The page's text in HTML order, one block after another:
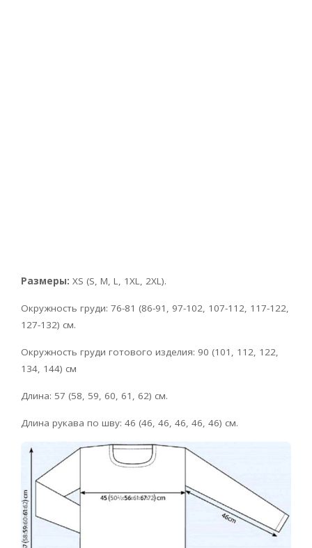
Размеры: XS (S, M, L, 1XL, 2XL).
Окружность груди: 76-81 (86-91, 97-102, 107-112, 117-122,
127-132) см.
Окружность груди готового изделия: 90 (101, 112, 122,
134, 144) см
Длина: 57 (58, 59, 60, 61, 62) см.
Длина рукава по шву: 46 (46, 46, 46, 46, 46) см.